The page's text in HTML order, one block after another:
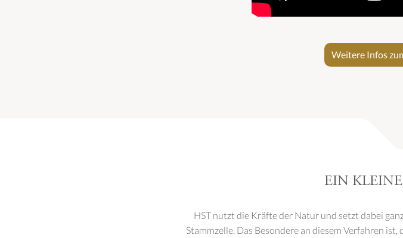
Weitere Infos
EIN
HST nutzt die Kräfte der Natur und setzt dabei
Stammzelle. Das Besondere an diesem Verfahren